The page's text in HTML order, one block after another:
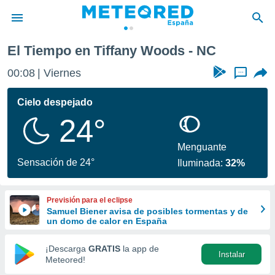
de
por
se
calidad.
a este
las
y
forma
digital
basada
El Tiempo en Tiffany Woods - NC
00:08 Viernes ...
Cielo despejado
24°
Sensación de 24°
Menguante
Iluminada:32%
Previsión para el eclipse
Samuel Biener avisa de posibles tormentas y de
un domo de calor en España
¡Descarga GRATIS la app de
Meteored!
Instalar